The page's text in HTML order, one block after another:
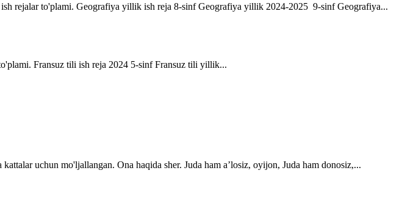
rejalar to'plami. Geografiya yillik ish reja 8-sinf Geografiya yillik 2024-2025 9-sinf Geografiya...
Fransuz tili ish reja 2024 5-sinf Fransuz tili yillik...
uchun mo'ljallangan. Ona haqida sher. Juda ham a’losiz, oyijon, Juda ham donosiz,...